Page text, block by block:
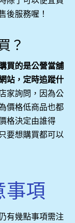
後服務喔！
？
買的是公營當舖
站，定時追蹤什
家詢問，因為公
價格低商品也都
格決定由誰得
要想購買都可以
事項
有幾點事項需注